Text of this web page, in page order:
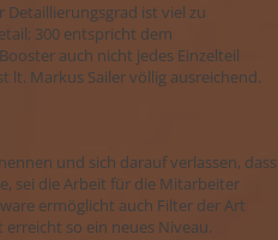
ist viel zu
300 entspricht dem
auch nicht jedes Einzelteil
lt. Markus Sailer völlig ausreichend.
und sich darauf verlassen, dass
sei die Arbeit für die Mitarbeiter
ermöglicht auch Filter der Art
so ein neues Niveau.